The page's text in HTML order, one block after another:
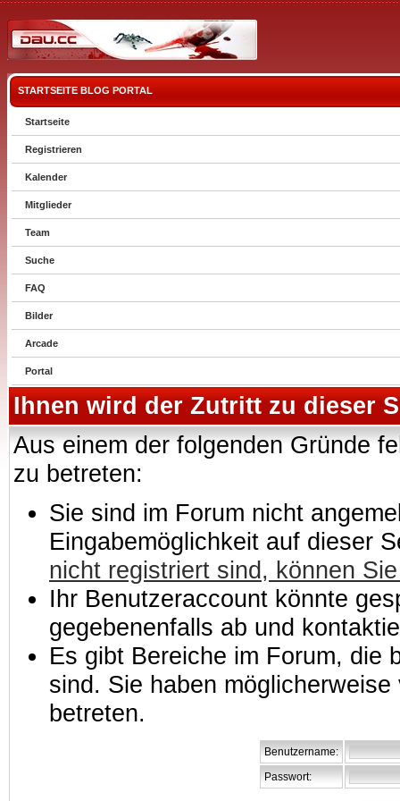
STARTSEITE BLOG PORTAL
Startseite
Registrieren
Kalender
Mitglieder
Team
Suche
FAQ
Bilder
Arcade
Portal
Ihnen wird der Zutritt zu dieser
Aus einem der folgenden Gründe
zu betreten:
Sie sind im Forum nicht
Eingabemöglichkeit auf dieser
nicht registriert sind, können
Ihr Benutzeraccount könnte
gegebenenfalls ab und
Es gibt Bereiche im Forum, die
sind. Sie haben
betreten.
Benutzername:
Passwort: